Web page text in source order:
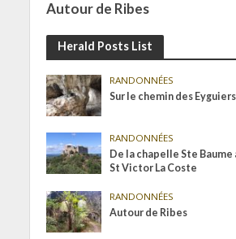
Autour de Ribes
Herald Posts List
RANDONNÉES
Sur le chemin des Eyguiers
RANDONNÉES
De la chapelle Ste Baume
St Victor La Coste
RANDONNÉES
Autour de Ribes